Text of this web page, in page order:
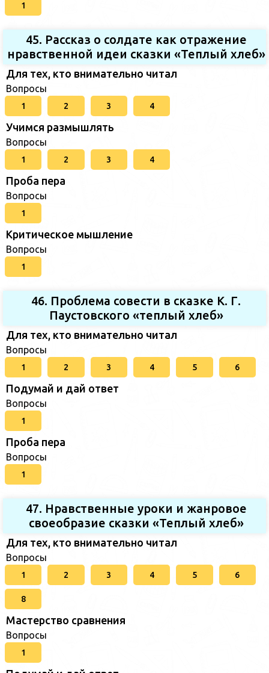
1
45. Рассказ о солдате как отражение
нравственной идеи сказки «Теплый хлеб»
Для тех, кто внимательно читал
Вопросы
1 2 3 4
Учимся размышлять
Вопросы
1 2 3 4
Проба пера
Вопросы
1
Критическое мышление
Вопросы
1
46. Проблема совести в сказке К. Г.
Паустовского «теплый хлеб»
Для тех, кто внимательно читал
Вопросы
1 2 3 4 5 6
Подумай и дай ответ
Вопросы
1
Проба пера
Вопросы
1
47. Нравственные уроки и жанровое
своеобразие сказки «Теплый хлеб»
Для тех, кто внимательно читал
Вопросы
1 2 3 4 5 6
8
Мастерство сравнения
Вопросы
1